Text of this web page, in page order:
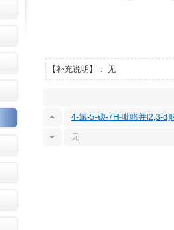
【补充说明】： 无
4-氯-5-碘-7H-吡咯并[2,3-d]
无